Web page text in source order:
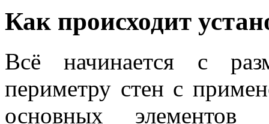
Как происходит
Всё начинается с
периметру стен с
основных элементов